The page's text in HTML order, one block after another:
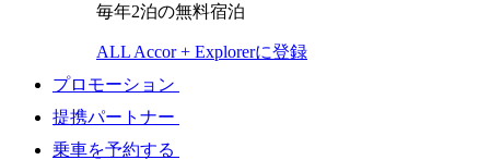
毎年2泊の無料宿泊
ALL Accor + Explorerに登録
プロモーション
提携パートナー
乗車を予約する